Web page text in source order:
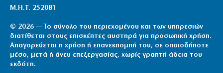
Μ.Η.Τ. 252081
© 2026 — Το σύνολο του περιεχομένου και των υπηρεσιών
διατίθεται στους επισκέπτες αυστηρά για προσωπική χρήση.
Απαγορεύεται η χρήση ή επανεκπομπή του, σε οποιοδήποτε
μέσο, μετά ή άνευ επεξεργασίας, χωρίς γραπτή άδεια του
εκδότη.